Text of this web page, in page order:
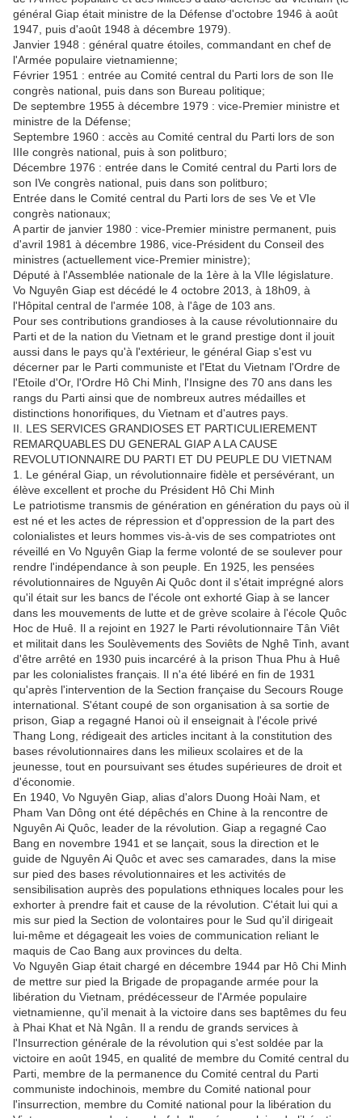
général Giap était ministre de la Défense d'octobre 1946 à août
1947, puis d'août 1948 à décembre 1979).
Janvier 1948 : général quatre étoiles, commandant en chef de
l'Armée populaire vietnamienne;
Février 1951 : entrée au Comité central du Parti lors de son IIe
congrès national, puis dans son Bureau politique;
De septembre 1955 à décembre 1979 : vice-Premier ministre et
ministre de la Défense;
Septembre 1960 : accès au Comité central du Parti lors de son
IIIe congrès national, puis à son politburo;
Décembre 1976 : entrée dans le Comité central du Parti lors de
son IVe congrès national, puis dans son politburo;
Entrée dans le Comité central du Parti lors de ses Ve et VIe
congrès nationaux;
A partir de janvier 1980 : vice-Premier ministre permanent, puis
d'avril 1981 à décembre 1986, vice-Président du Conseil des
ministres (actuellement vice-Premier ministre);
Député à l'Assemblée nationale de la 1ère à la VIIe législature.
Vo Nguyên Giap est décédé le 4 octobre 2013, à 18h09, à
l'Hôpital central de l'armée 108, à l'âge de 103 ans.
Pour ses contributions grandioses à la cause révolutionnaire du
Parti et de la nation du Vietnam et le grand prestige dont il jouit
aussi dans le pays qu'à l'extérieur, le général Giap s'est vu
décerner par le Parti communiste et l'Etat du Vietnam l'Ordre de
l'Etoile d'Or, l'Ordre Hô Chi Minh, l'Insigne des 70 ans dans les
rangs du Parti ainsi que de nombreux autres médailles et
distinctions honorifiques, du Vietnam et d'autres pays.
II. LES SERVICES GRANDIOSES ET PARTICULIEREMENT
REMARQUABLES DU GENERAL GIAP A LA CAUSE
REVOLUTIONNAIRE DU PARTI ET DU PEUPLE DU VIETNAM
1. Le général Giap, un révolutionnaire fidèle et persévérant, un
élève excellent et proche du Président Hô Chi Minh
Le patriotisme transmis de génération en génération du pays où il
est né et les actes de répression et d'oppression de la part des
colonialistes et leurs hommes vis-à-vis de ses compatriotes ont
réveillé en Vo Nguyên Giap la ferme volonté de se soulever pour
rendre l'indépendance à son peuple. En 1925, les pensées
révolutionnaires de Nguyên Ai Quôc dont il s'était imprégné alors
qu'il était sur les bancs de l'école ont exhorté Giap à se lancer
dans les mouvements de lutte et de grève scolaire à l'école Quôc
Hoc de Huê. Il a rejoint en 1927 le Parti révolutionnaire Tân Viêt
et militait dans les Soulèvements des Soviêts de Nghê Tinh, avant
d'être arrêté en 1930 puis incarcéré à la prison Thua Phu à Huê
par les colonialistes français. Il n'a été libéré en fin de 1931
qu'après l'intervention de la Section française du Secours Rouge
international. S'étant coupé de son organisation à sa sortie de
prison, Giap a regagné Hanoi où il enseignait à l'école privé
Thang Long, rédigeait des articles incitant à la constitution des
bases révolutionnaires dans les milieux scolaires et de la
jeunesse, tout en poursuivant ses études supérieures de droit et
d'économie.
En 1940, Vo Nguyên Giap, alias d'alors Duong Hoài Nam, et
Pham Van Dông ont été dépêchés en Chine à la rencontre de
Nguyên Ai Quôc, leader de la révolution. Giap a regagné Cao
Bang en novembre 1941 et se lançait, sous la direction et le
guide de Nguyên Ai Quôc et avec ses camarades, dans la mise
sur pied des bases révolutionnaires et les activités de
sensibilisation auprès des populations ethniques locales pour les
exhorter à prendre fait et cause de la révolution. C'était lui qui a
mis sur pied la Section de volontaires pour le Sud qu'il dirigeait
lui-même et dégageait les voies de communication reliant le
maquis de Cao Bang aux provinces du delta.
Vo Nguyên Giap était chargé en décembre 1944 par Hô Chi Minh
de mettre sur pied la Brigade de propagande armée pour la
libération du Vietnam, prédécesseur de l'Armée populaire
vietnamienne, qu'il menait à la victoire dans ses baptêmes du feu
à Phai Khat et Nà Ngân. Il a rendu de grands services à
l'Insurrection générale de la révolution qui s'est soldée par la
victoire en août 1945, en qualité de membre du Comité central du
Parti, membre de la permanence du Comité central du Parti
communiste indochinois, membre du Comité national pour
l'insurrection, membre du Comité national pour la libération du